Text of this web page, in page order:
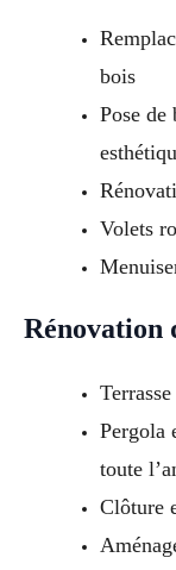
bois
Pose
Volets
Rénovation
Pergola
toute
Clôture